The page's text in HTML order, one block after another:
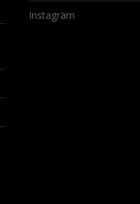
Instagram